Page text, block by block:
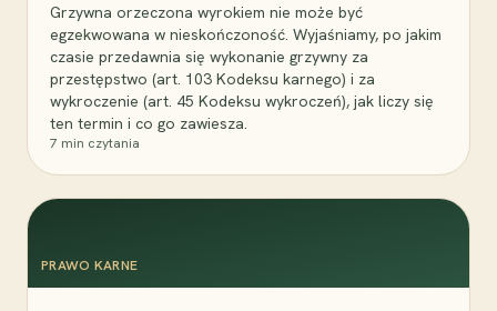
Grzywna orzeczona wyrokiem nie może być
egzekwowana w nieskończoność. Wyjaśniamy, po jakim
czasie przedawnia się wykonanie grzywny za
przestępstwo (art. 103 Kodeksu karnego) i za
wykroczenie (art. 45 Kodeksu wykroczeń), jak liczy się
ten termin i co go zawiesza.
7 min czytania
PRAWO KARNE